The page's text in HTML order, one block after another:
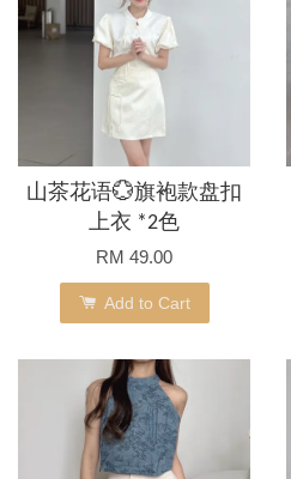
山茶花语💮旗袍款盘扣
上衣 *2色
RM 49.00
Add to Cart